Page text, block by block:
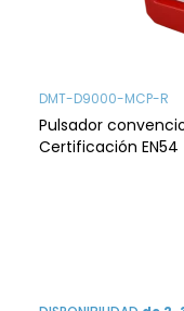
DMT-D9000-MCP-R
Pulsador
Certificación EN54